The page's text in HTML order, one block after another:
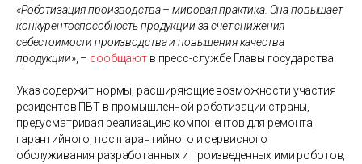
«Роботизация производства – мировая практика. Она повышает
конкурентоспособность продукции за счет снижения
себестоимости производства и повышения качества
продукции», – сообщаютв пресс-службе Главы государства.
Указ содержит нормы, расширяющие возможности участия
резидентов ПВТ в промышленной роботизации страны,
предусматривая реализацию компонентов для ремонта,
гарантийного, постгарантийного и сервисного
обслуживания разработанных и произведенных ими роботов,